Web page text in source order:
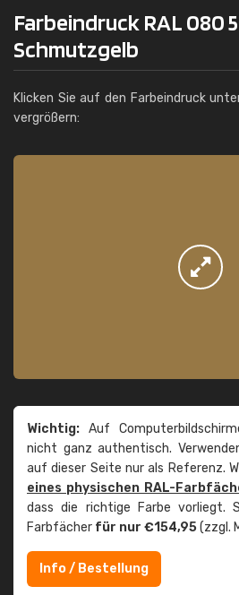
Farbeindruck RAL 080
Schmutzgelb
Klicken Sie auf den Farbeindruck
vergrößern:
Wichtig: Auf
nicht ganz authentisch.
auf dieser Seite nur als Referenz.
eines physischen RAL-
dass die richtige Farbe vorliegt.
Farbfächer für nur €154,95(zzgl.
Info / Bestellung